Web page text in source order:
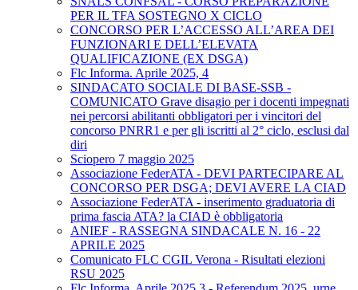
PER IL TFA SOSTEGNO X CICLO
CONCORSO PER L’ACCESSO ALL’AREA DEI
FUNZIONARI E DELL’ELEVATA
QUALIFICAZIONE (EX DSGA)
Flc Informa. Aprile 2025, 4
SINDACATO SOCIALE DI BASE-SSB -
COMUNICATO Grave disagio per i docenti impegnati
nei percorsi abilitanti obbligatori per i vincitori del
concorso PNRR1 e per gli iscritti al 2° ciclo, esclusi dal
diri
Sciopero 7 maggio 2025
Associazione FederATA - DEVI PARTECIPARE AL
CONCORSO PER DSGA; DEVI AVERE LA CIAD
Associazione FederATA - inserimento graduatoria di
prima fascia ATA? la CIAD è obbligatoria
ANIEF - RASSEGNA SINDACALE N. 16 - 22
APRILE 2025
Comunicato FLC CGIL Verona - Risultati elezioni
RSU 2025